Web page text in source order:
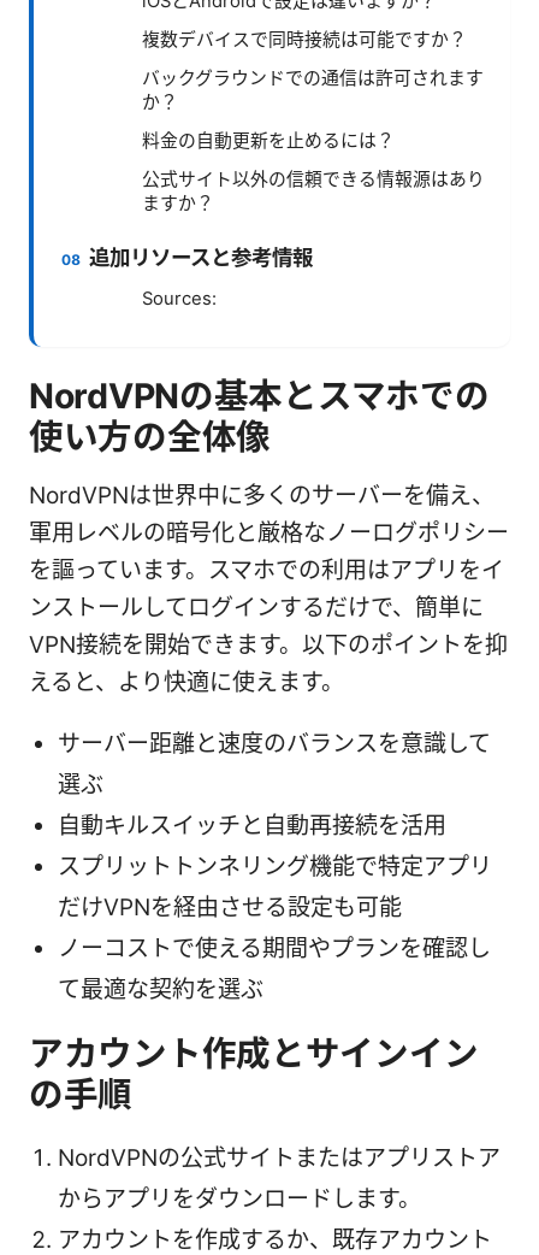
複数デバイスで同時接続は可能ですか？
バックグラウンドでの通信は許可されます
か？
料金の自動更新を止めるには？
公式サイト以外の信頼できる情報源はあり
ますか？
追加リソースと参考情報
Sources:
NordVPNの基本とスマホでの
使い方の全体像
NordVPNは世界中に多くのサーバーを備え、
軍用レベルの暗号化と厳格なノーログポリシー
を謳っています。スマホでの利用はアプリをイ
ンストールしてログインするだけで、簡単に
VPN接続を開始できます。以下のポイントを抑
えると、より快適に使えます。
サーバー距離と速度のバランスを意識して
選ぶ
自動キルスイッチと自動再接続を活用
スプリットトンネリング機能で特定アプリ
だけVPNを経由させる設定も可能
ノーコストで使える期間やプランを確認し
て最適な契約を選ぶ
アカウント作成とサインイン
の手順
NordVPNの公式サイトまたはアプリストア
からアプリをダウンロードします。
アカウントを作成するか、既存アカウント